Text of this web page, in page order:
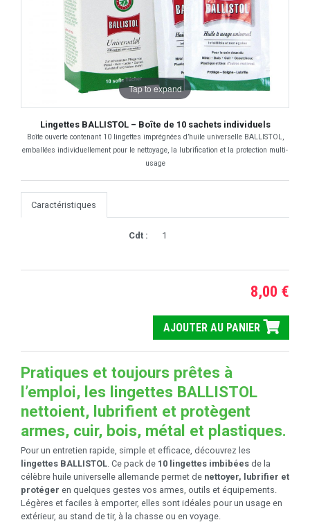
Tap to expand
Lingettes BALLISTOL – Boîte de 10 sachets individuels
Boîte ouverte contenant 10 lingettes imprégnées d’huile universelle BALLISTOL,
emballées individuellement pour le nettoyage, la lubrification et la protection multi-
usage
Caractéristiques
Cdt : 1
8,00 €
AJOUTER AU PANIER
Pratiques et toujours prêtes à
l’emploi, les lingettes BALLISTOL
nettoient, lubrifient et protègent
armes, cuir, bois, métal et plastiques.
Pour un entretien rapide, simple et efficace, découvrez les
lingettes BALLISTOL. Ce pack de 10 lingettes imbibées de la
célèbre huile universelle allemande permet de nettoyer, lubrifier et
protéger en quelques gestes vos armes, outils et équipements.
Légères et faciles à emporter, elles sont idéales pour un usage en
extérieur, au stand de tir, à la chasse ou en voyage.